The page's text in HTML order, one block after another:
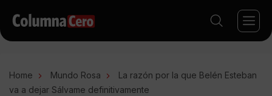
Home Mundo Rosa
La razón por la que Belén Esteban
va a dejar Sálvame definitivamente